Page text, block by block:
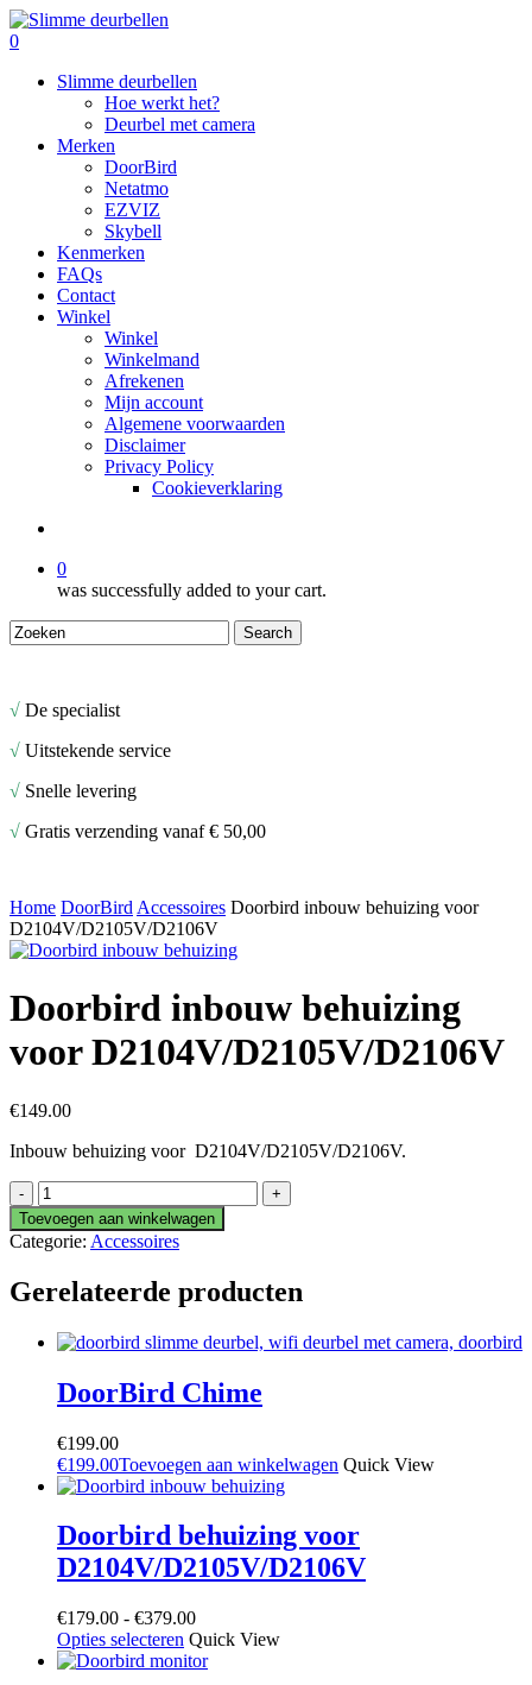
Skip
to
content
search
0
Slimme deurbellen
Hoe werkt het?
Deurbel met camera
Merken
DoorBird
Netatmo
EZVIZ
Skybell
Kenmerken
FAQs
Contact
Winkel
Winkel
Winkelmand
Afrekenen
Mijn account
Algemene voorwaarden
Disclaimer
Privacy Policy
Cookieverklaring
0
was successfully added to your cart.
Search
√ De specialist
√ Uitstekende service
√ Snelle levering
√ Gratis verzending vanaf € 50,00
Home DoorBird Accessoires Doorbird inbouw behuizing voor
D2104V/D2105V/D2106V
Doorbird inbouw behuizing
voor D2104V/D2105V/D2106V
€149.00
Inbouw behuizing voor D2104V/D2105V/D2106V.
Doorbird
inbouw
behuizing
voor
aantal
Toevoegen aan winkelwagen
Categorie: Accessoires
Gerelateerde producten
DoorBird Chime
€199.00
€199.00Toevoegen aan winkelwagen Quick View
Doorbird behuizing voor
D2104V/D2105V/D2106V
€179.00 - €379.00Prijsklasse:
€179.00
tot
Opties selecteren Dit
product
Quick View